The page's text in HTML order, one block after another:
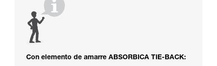
Con elemento de amarre ABSORBICA TIE-BACK: